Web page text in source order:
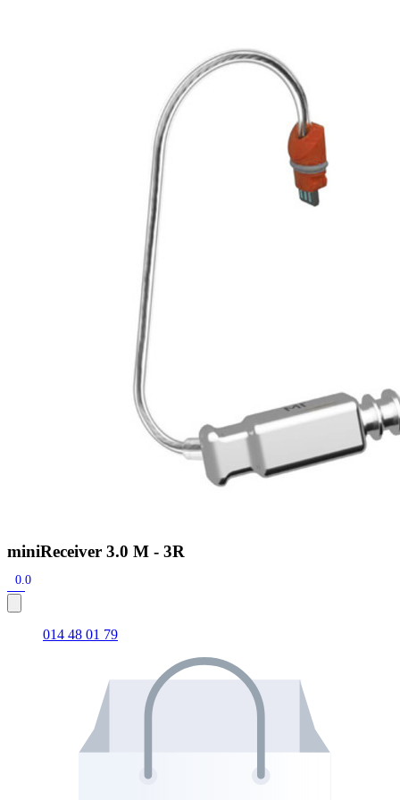
Oticon hoorapparaten
Phonak Infinio
Filters
Oticon Intent 1 - Oplaadbaar
De Oticon Intent is het nieuwste hoorapparaat van dit moment.
miniReceiver 3.0 M - 3R
0.0
014 48 01 79